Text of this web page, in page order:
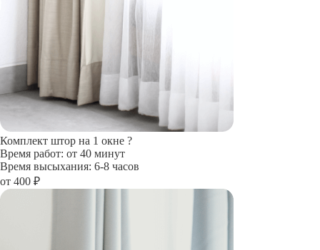
Комплект штор на 1 окне ?
Время работ: от 40 минут
Время высыхания: 6-8 часов
от 400 ₽